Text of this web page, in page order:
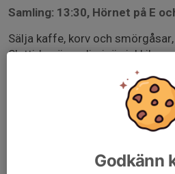
Samling: 13:30, Hörnet på E
Sälja kaffe, korv och
Sluttiden är preliminär, inkl ihop
Godkänn